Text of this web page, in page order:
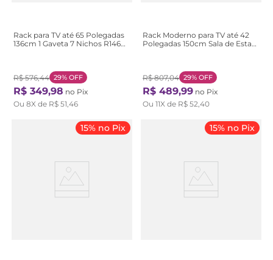
Rack para TV até 65 Polegadas
136cm 1 Gaveta 7 Nichos R1462
R$ 576,44 29% OFF
R$ 349,98 no Pix
Ou 8X de R$ 51,46
Rack Moderno para TV até 42
Polegadas 150cm Sala de Estar
R$ 807,04 29% OFF
R$ 489,99 no Pix
Ou 11X de R$ 52,40
15% no Pix 15% no Pix